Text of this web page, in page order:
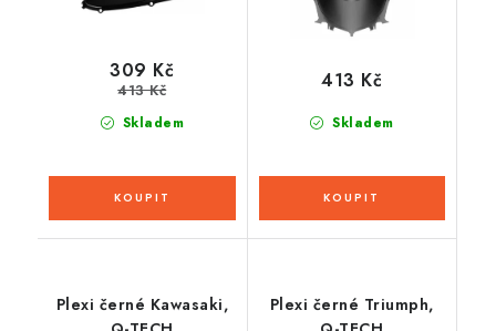
Skladem
309 Kč
413 Kč
Skladem
413 Kč
Plexi černé Kawasaki,
Plexi černé Triumph,